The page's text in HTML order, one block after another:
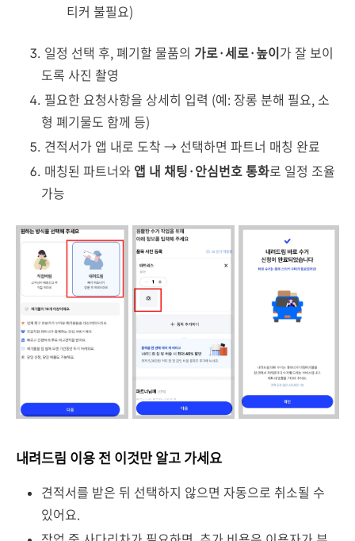
티커 불필요)
일정 선택 후, 폐기할 물품의 가로·세로·높이가 잘 보이
도록 사진 촬영
필요한 요청사항을 상세히 입력 (예: 장롱 분해 필요, 소
형 폐기물도 함께 등)
견적서가 앱 내로 도착 → 선택하면 파트너 매칭 완료
매칭된 파트너와 앱 내 채팅·안심번호 통화로 일정 조율
가능
내려드림 이용 전 이것만 알고 가세요
견적서를 받은 뒤 선택하지 않으면 자동으로 취소될 수
있어요.